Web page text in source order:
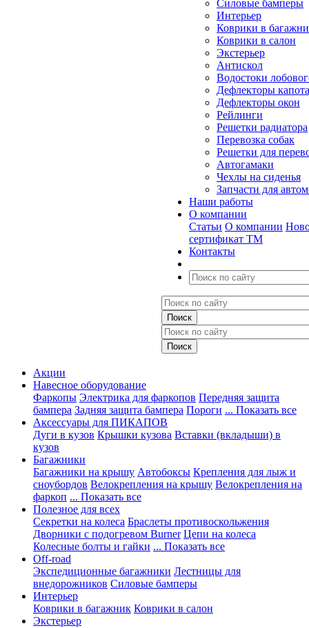
Силовые бамперы
Интерьер
Коврики в
Коврики в салон
Экстерьер
Антискол
Водостоки
Дефлекторы капота
Дефлекторы окон
Рейлинги
Решетки радиатора
Перевозка собак
Решетки для
Автогамаки
Чехлы на сиденья
Запчасти для
Наши работы
О компании
Статьи О компании
сертификат ТМ
Контакты
Акции
Навесное оборудование
Фаркопы Электрика для фаркопов Передняя защита
бампера Задняя защита бампера Пороги ... Показать все
Аксессуары для ПИКАПОВ
Дуги в кузов Крышки кузова Вставки (вкладыши) в
кузов
Багажники
Багажники на крышу Автобоксы Крепления для лыж и
сноубордов Велокрепления на крышу Велокрепления на
фаркоп ... Показать все
Полезное для всех
Секретки на колеса Браслеты противоскольжения
Дворники с подогревом Burner Цепи на колеса
Колесные болты и гайки ... Показать все
Off-road
Экспедиционные багажники Лестницы для
внедорожников Силовые бамперы
Интерьер
Коврики в багажник Коврики в салон
Экстерьер